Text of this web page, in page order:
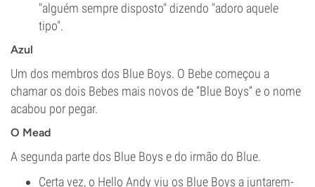
"alguém sempre disposto" dizendo "adoro aquele
tipo".
Azul
Um dos membros dos Blue Boys. O Bebe começou a
chamar os dois Bebes mais novos de “Blue Boys” e o nome
acabou por pegar.
O Mead
A segunda parte dos Blue Boys e do irmão do Blue.
Certa vez, o Hello Andy viu os Blue Boys a juntarem-